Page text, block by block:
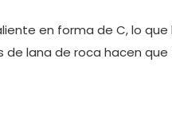
en forma de C, lo que
de lana de roca hacen